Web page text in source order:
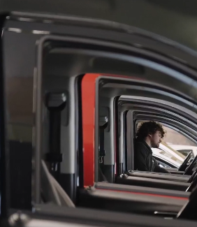
myymälää